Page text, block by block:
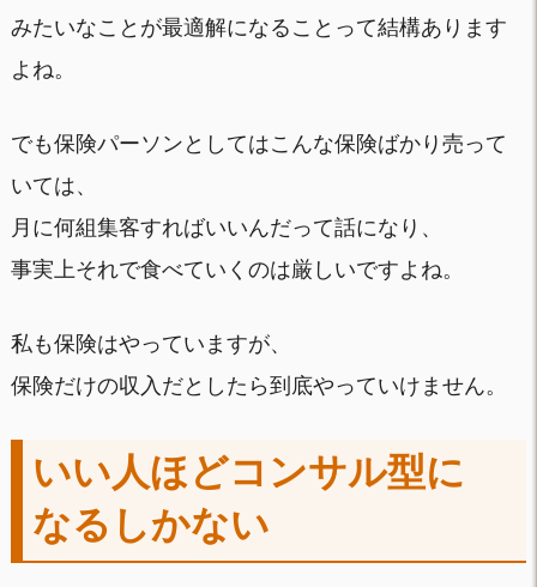
みたいなことが最適解になることって結構あります
よね。
でも保険パーソンとしてはこんな保険ばかり売って
いては、
月に何組集客すればいいんだって話になり、
事実上それで食べていくのは厳しいですよね。
私も保険はやっていますが、
保険だけの収入だとしたら到底やっていけません。
いい人ほどコンサル型に
なるしかない